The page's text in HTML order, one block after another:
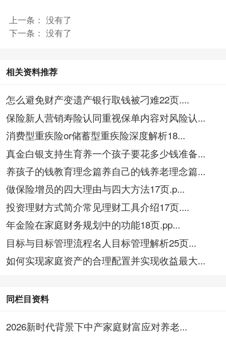
上一条： 没有了
下一条： 没有了
相关资料推荐
怎么避免财产变遗产银行取钱被刁难22页....
保险新人营销寿险认同重视保单内容对风险认...
消费型重疾险or储蓄型重疾险深度解析18...
真金白银支持生育养一个孩子要花多少钱准备...
养孩子的钱教育理念篇养自己的钱养老理念篇...
做保险增员的四大理由与四大方法17页.p...
投资理财方式简介常见理财工具介绍17页....
年金险在家庭财务规划中的功能18页.pp...
目标与目标管理流程名人目标管理解析25页...
如何实现家庭资产的合理配置并实现收益最大...
同栏目资料
2026新时代背景下中产家庭财富应对养老...